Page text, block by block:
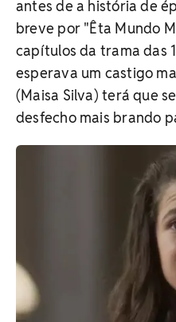
antes de a história de
breve por "Êta Mundo
capítulos da trama das
esperava um castigo
(Maisa Silva) terá que
desfecho mais brando